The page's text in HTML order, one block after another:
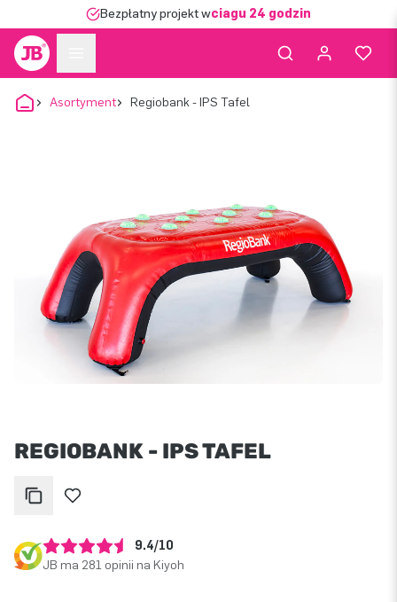
Bezpłatny projekt wciągu 24 godzin
Asortyment Regiobank - IPS Tafel
REGIOBANK - IPS TAFEL
9.4/10
JB ma 281 opinii na Kiyoh